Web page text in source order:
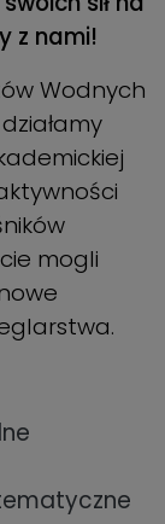
z nami!
Wodnych
mogli